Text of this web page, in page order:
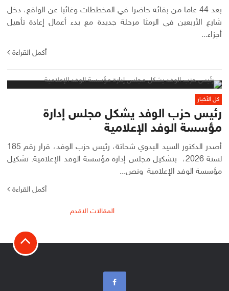
بعد 44 عاما من بقائه حاضرا في المخططات وغائبا عن الواقع، دخل
شارع الأربعين في الرمثا مرحلة جديدة مع بدء أعمال إعادة تأهيل
أجزاء...
أكمل القراءة
كل الأخبار
رئيس حزب الوفد يشكل مجلس إدارة
مؤسسة الوفد الإعلامية
أصدر الدكتور السيد البدوي شحاتة، رئيس حزب الوفد، قرار رقم 185
لسنة 2026، بتشكيل مجلس إدارة مؤسسة الوفد الإعلامية. تشكيل
مؤسسة الوفد الإعلامية ونص...
أكمل القراءة
المقالات الاقدم